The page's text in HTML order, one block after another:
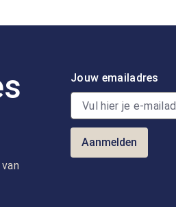
Jouw emailadres
Aanmelden